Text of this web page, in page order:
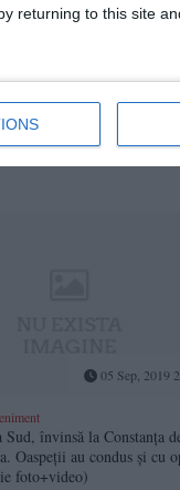
returning to this site
05 Sep, 2019
cauzat de virusul West
specialiștii
05 Sep, 2019
Sud, învinsă la Constanța
Oaspeții au condus și cu
foto+video)